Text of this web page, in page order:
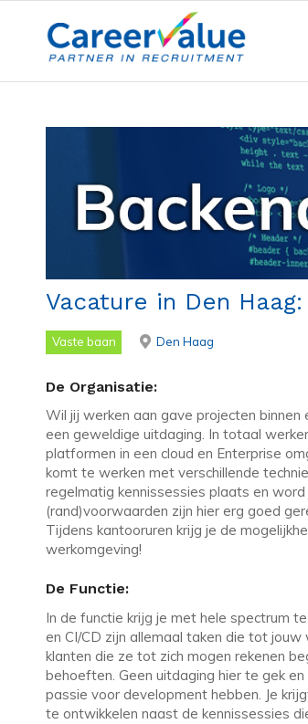
Vacature in Den
Vaste baan Den Haag
De Organisatie:
Wil jij werken aan gave projecten
een geweldige uitdaging. In totaal
platformen in een cloud en Enterprise
komt te werken met verschillende
regelmatig kennissessies plaats en
(rand)voorwaarden zijn hier erg goed
Tijdens kantooruren krijg je de
werkomgeving!
De Functie:
In de functie krijg je met hele spectrum
en CI/CD zijn allemaal taken die tot
klanten die ze tot zich mogen rekenen
behoeften. Geen uitdaging hier te gek
passie voor development hebben. Je
te ontwikkelen naast de kennissessies